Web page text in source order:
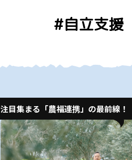
#自立支援
注目集まる「農福連携」の最前線！